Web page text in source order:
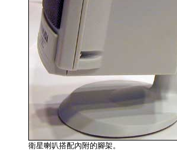
衛星喇叭搭配內附的腳架。